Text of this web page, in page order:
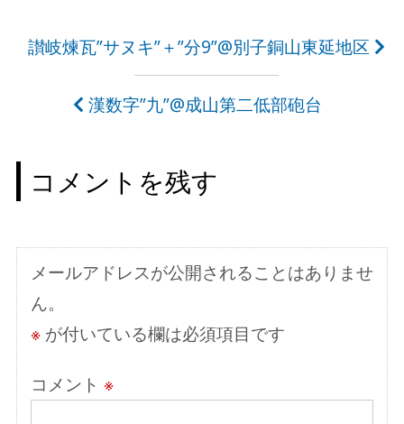
投
ビ
ゲ
シ
ョ
ン
讃岐煉瓦”サヌキ”＋”分9”@別子銅山東延地区
漢数字”九”@成山第二低部砲台
コメントを残す
メールアドレスが公開されることはありませ
ん。
※が付いている欄は必須項目です
コメント ※